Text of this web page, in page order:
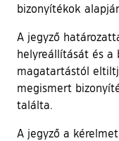
bizonyítékok
A jegyző
helyreállítását és
magatartástól
megismert
találta.
A jegyző a